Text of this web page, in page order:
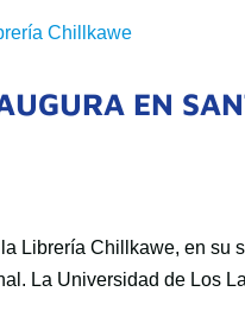
EN
Librería Chillkawe, en su
La Universidad de Los